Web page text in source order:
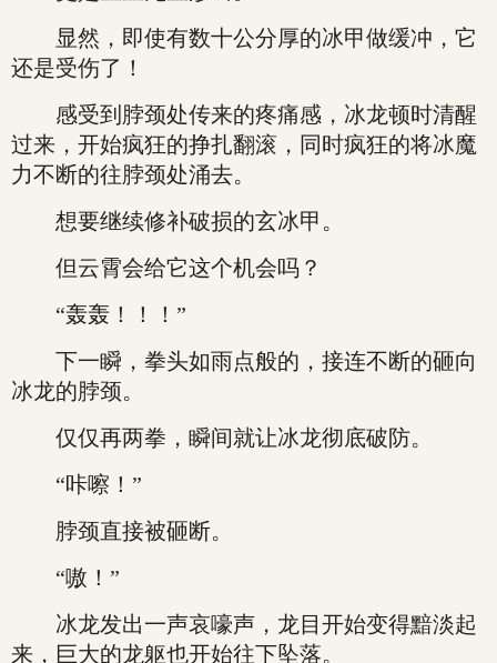
显然，即使有数十公分厚的冰甲做缓冲，它
还是受伤了！
感受到脖颈处传来的疼痛感，冰龙顿时清醒
过来，开始疯狂的挣扎翻滚，同时疯狂的将冰魔
力不断的往脖颈处涌去。
想要继续修补破损的玄冰甲。
但云霄会给它这个机会吗？
“轰轰！！！”
下一瞬，拳头如雨点般的，接连不断的砸向
冰龙的脖颈。
仅仅再两拳，瞬间就让冰龙彻底破防。
“咔嚓！”
脖颈直接被砸断。
“嗷！”
冰龙发出一声哀嚎声，龙目开始变得黯淡起
来，巨大的龙躯也开始往下坠落。